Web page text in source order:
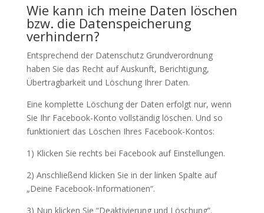
Wie kann ich meine Daten löschen
bzw. die Datenspeicherung
verhindern?
Entsprechend der Datenschutz Grundverordnung
haben Sie das Recht auf Auskunft, Berichtigung,
Übertragbarkeit und Löschung Ihrer Daten.
Eine komplette Löschung der Daten erfolgt nur, wenn
Sie Ihr Facebook-Konto vollständig löschen. Und so
funktioniert das Löschen Ihres Facebook-Kontos:
1) Klicken Sie rechts bei Facebook auf Einstellungen.
2) Anschließend klicken Sie in der linken Spalte auf
„Deine Facebook-Informationen“.
3) Nun klicken Sie “Deaktivierung und Löschung”.